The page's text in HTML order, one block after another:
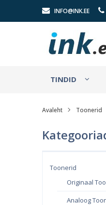
INFO@INK.EE
TINDID
Avaleht Toonerid
Toonerid
Originaal
Analoog